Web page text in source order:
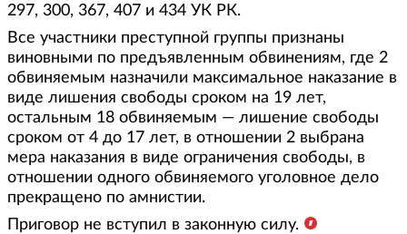
297, 300, 367, 407 и 434 УК РК.
Все участники преступной группы признаны
виновными по предъявленным обвинениям, где 2
обвиняемым назначили максимальное наказание в
виде лишения свободы сроком на 19 лет,
остальным 18 обвиняемым — лишение свободы
сроком от 4 до 17 лет, в отношении 2 выбрана
мера наказания в виде ограничения свободы, в
отношении одного обвиняемого уголовное дело
прекращено по амнистии.
Приговор не вступил в законную силу.